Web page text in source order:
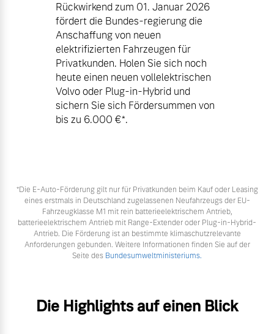
Rückwirkend zum 01. Januar 2026
fördert die Bundes-regierung die
Anschaffung von neuen
elektrifizierten Fahrzeugen für
Privatkunden. Holen Sie sich noch
heute einen neuen vollelektrischen
Volvo oder Plug-in-Hybrid und
sichern Sie sich Fördersummen von
bis zu 6.000 €⁠*.
*Die E‑Auto-Förderung gilt nur für Privatkunden beim Kauf oder Leasing
eines erstmals in Deutschland zugelassenen Neufahrzeugs der EU-
Fahrzeugklasse M1 mit rein batterieelektrischem Antrieb,
batterieelektrischem Antrieb mit Range-Extender oder Plug-in-Hybrid-
Antrieb. Die Förderung ist an bestimmte klimaschutzrelevante
Anforderungen gebunden. Weitere Informationen finden Sie auf der
Seite des Bundesumweltministeriums.
Die Highlights auf einen Blick